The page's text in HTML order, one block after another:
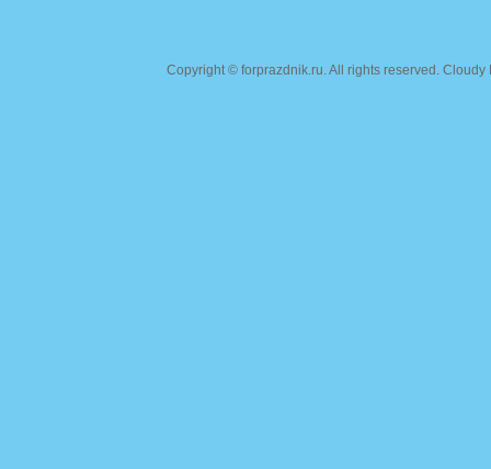
Copyright © forprazdnik.ru. All rights reserved.